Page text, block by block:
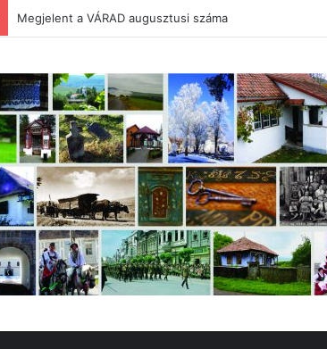
Megjelent a VÁRAD augusztusi száma